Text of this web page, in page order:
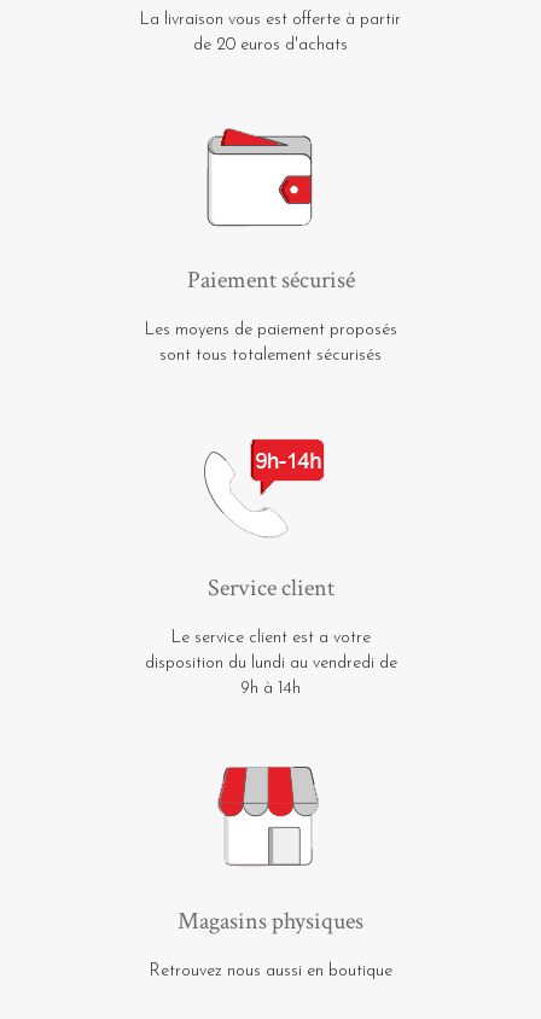
La livraison vous est offerte à partir
de 20 euros d'achats
Paiement sécurisé
Les moyens de paiement proposés
sont tous totalement sécurisés
Service client
Le service client est a votre
disposition du lundi au vendredi de
9h à 14h
Magasins physiques
Retrouvez nous aussi en boutique